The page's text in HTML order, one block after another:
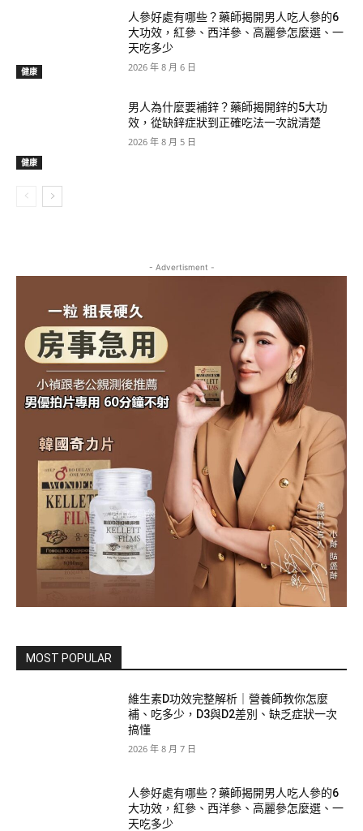
健康
人參好處有哪些？藥師揭開男人吃人參的6
大功效，紅參、西洋參、高麗參怎麼選、一
天吃多少
2026 年 8 月 6 日
健康
男人為什麼要補鋅？藥師揭開鋅的5大功
效，從缺鋅症狀到正確吃法一次說清楚
2026 年 8 月 5 日
- Advertisment -
MOST POPULAR
維生素D功效完整解析｜營養師教你怎麼
補、吃多少，D3與D2差別、缺乏症狀一次
搞懂
2026 年 8 月 7 日
人參好處有哪些？藥師揭開男人吃人參的6
大功效，紅參、西洋參、高麗參怎麼選、一
天吃多少